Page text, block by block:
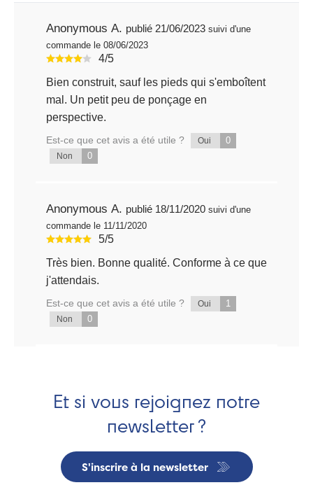
Anonymous A. publié 21/06/2023 suivi d'une
commande le 08/06/2023
4/5
Bien construit, sauf les pieds qui s'emboîtent
mal. Un petit peu de ponçage en
perspective.
Est-ce que cet avis a été utile ? Oui 0
Non 0
Anonymous A. publié 18/11/2020 suivi d'une
commande le 11/11/2020
5/5
Très bien. Bonne qualité. Conforme à ce que
j'attendais.
Est-ce que cet avis a été utile ? Oui 1
Non 0
Et si vous rejoignez notre
newsletter ?
S'inscrire à la newsletter